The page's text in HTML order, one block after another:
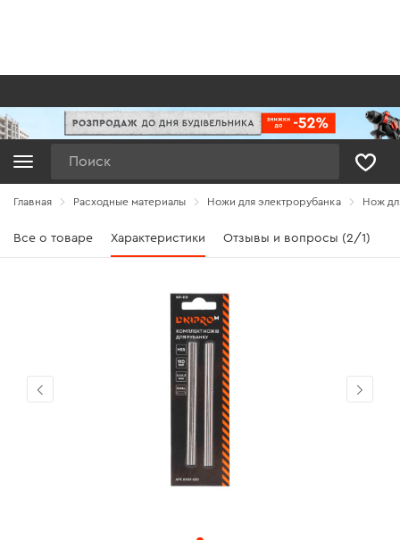
Главная Расходные материалы Ножи для электрорубанка Нож
Все о товаре Характеристики Отзывы и вопросы (2/1)